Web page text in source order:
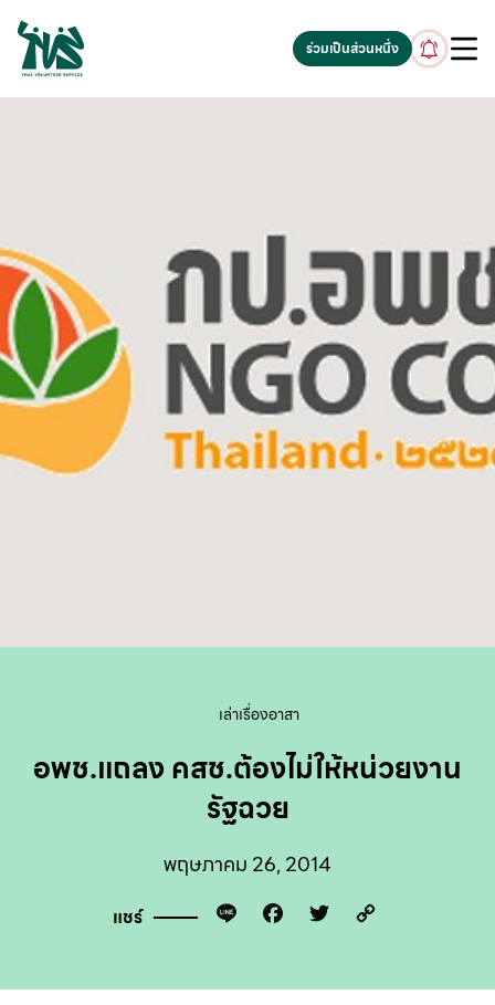
gv-5iuoxpem74qfjw.dv.googlehosted.com
ร่วมเป็นส่วนหนึ่ง
เล่าเรื่องอาสา
อพช.แถลง คสช.ต้องไม่ให้หน่วยงาน
รัฐฉวย
พฤษภาคม 26, 2014
แชร์ Line Facebook
Twitter